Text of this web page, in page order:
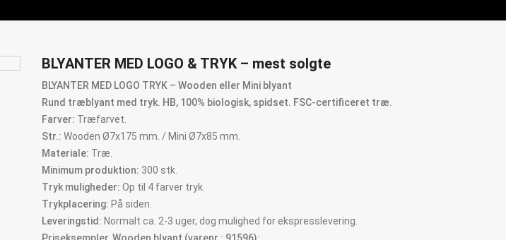
BLYANTER MED LOGO & TRYK – mest solgte
BLYANTER MED LOGO TRYK – Wooden eller Mini blyant
Rund træblyant med tryk. HB, 100% biologisk, spidset. FSC-certificeret træ.
Farver: Træfarvet.
Str.: Wooden Ø7x175 mm. / Mini Ø7x85 mm.
Materiale: Træ.
Minimum produktion: 300 stk.
Tryk muligheder: Op til 4 farver tryk.
Trykplacering: På siden.
Leveringstid: Normalt ca. 2-3 uger, dog mulighed for ekspresslevering.